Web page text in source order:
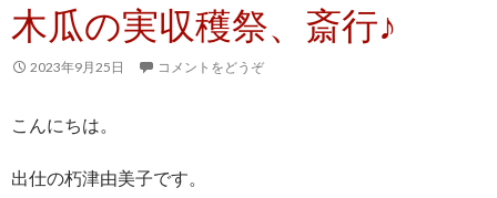
木瓜の実収穫祭、斎行♪
2023年9月25日 コメントをどうぞ
こんにちは。
出仕の朽津由美子です。